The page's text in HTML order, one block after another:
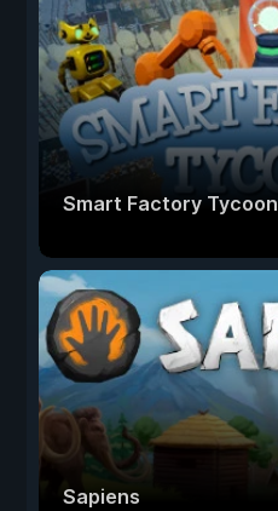
Smart Factory Tycoon
Sapiens